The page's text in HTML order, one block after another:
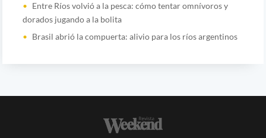
Entre Ríos volvió a la pesca: cómo tentar omnívoros y
dorados jugando a la bolita
Brasil abrió la compuerta: alivio para los ríos argentinos